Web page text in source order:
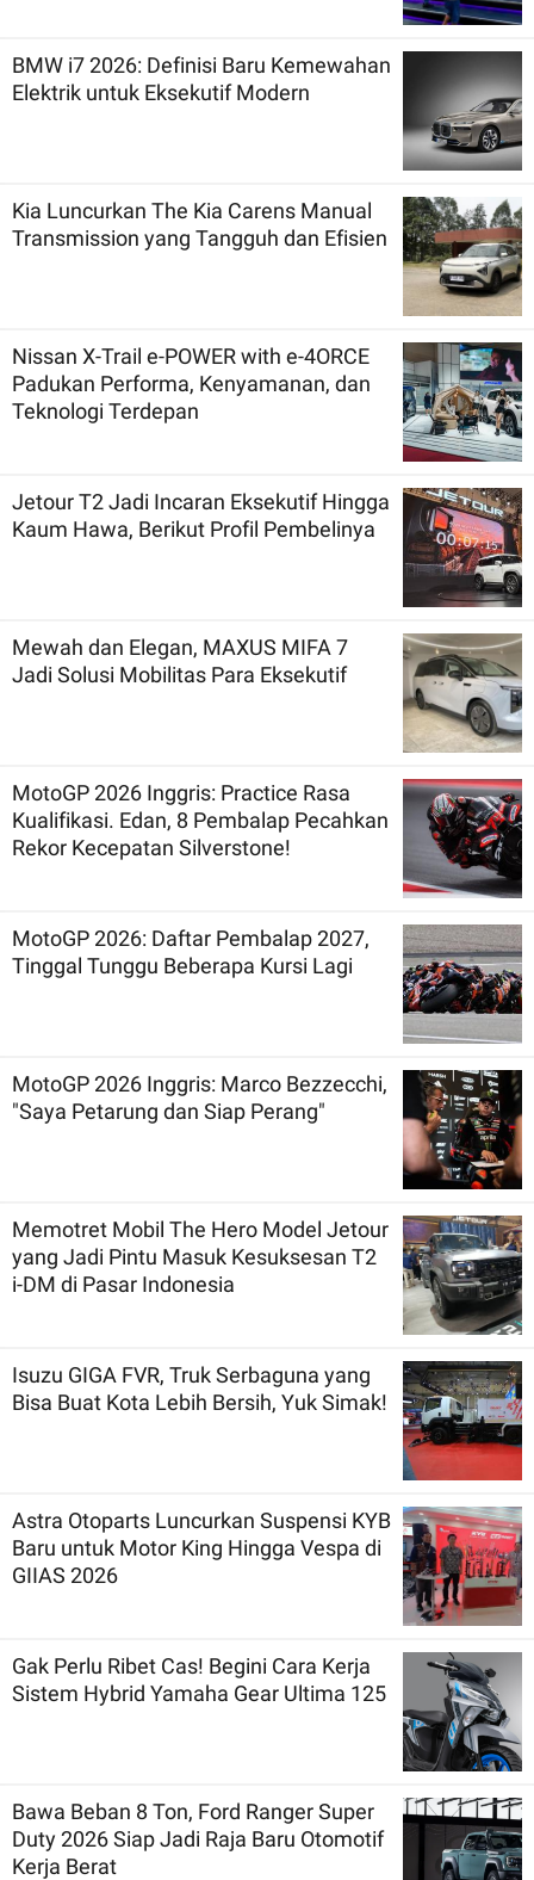
BMW i7 2026: Definisi Baru Kemewahan
Elektrik untuk Eksekutif Modern
Kia Luncurkan The Kia Carens Manual
Transmission yang Tangguh dan Efisien
Nissan X-Trail e-POWER with e-4ORCE
Padukan Performa, Kenyamanan, dan
Teknologi Terdepan
Jetour T2 Jadi Incaran Eksekutif Hingga
Kaum Hawa, Berikut Profil Pembelinya
Mewah dan Elegan, MAXUS MIFA 7
Jadi Solusi Mobilitas Para Eksekutif
MotoGP 2026 Inggris: Practice Rasa
Kualifikasi. Edan, 8 Pembalap Pecahkan
Rekor Kecepatan Silverstone!
MotoGP 2026: Daftar Pembalap 2027,
Tinggal Tunggu Beberapa Kursi Lagi
MotoGP 2026 Inggris: Marco Bezzecchi,
"Saya Petarung dan Siap Perang"
Memotret Mobil The Hero Model Jetour
yang Jadi Pintu Masuk Kesuksesan T2
i-DM di Pasar Indonesia
Isuzu GIGA FVR, Truk Serbaguna yang
Bisa Buat Kota Lebih Bersih, Yuk Simak!
Astra Otoparts Luncurkan Suspensi KYB
Baru untuk Motor King Hingga Vespa di
GIIAS 2026
Gak Perlu Ribet Cas! Begini Cara Kerja
Sistem Hybrid Yamaha Gear Ultima 125
Bawa Beban 8 Ton, Ford Ranger Super
Duty 2026 Siap Jadi Raja Baru Otomotif
Kerja Berat